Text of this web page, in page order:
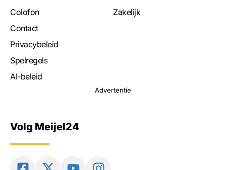
Colofon
Contact
Privacybeleid
Spelregels
AI-beleid
Zakelijk
Advertentie
Volg Meijel24